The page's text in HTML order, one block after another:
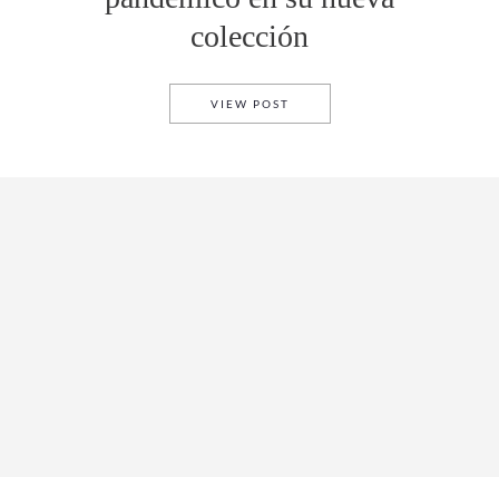
colección
VIEW POST